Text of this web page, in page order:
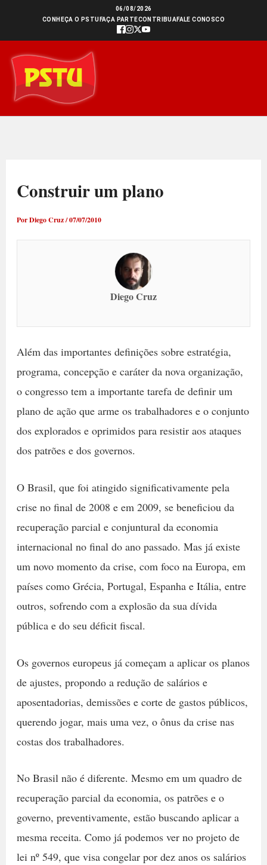
conteúdo
06/08/2026
CONHEÇA O PSTU FAÇA PARTECONTRIBUAFALE CONOSCO
Construir um plano
PorDiego Cruz/07/07/2010
Diego Cruz
Além das importantes definições sobre estratégia,
programa, concepção e caráter da nova organização,
o congresso tem a importante tarefa de definir um
plano de ação que arme os trabalhadores e o conjunto
dos explorados e oprimidos para resistir aos ataques
dos patrões e dos governos.
O Brasil, que foi atingido significativamente pela
crise no final de 2008 e em 2009, se beneficiou da
recuperação parcial e conjuntural da economia
internacional no final do ano passado. Mas já existe
um novo momento da crise, com foco na Europa, em
países como Grécia, Portugal, Espanha e Itália, entre
outros, sofrendo com a explosão da sua dívida
pública e do seu déficit fiscal.
Os governos europeus já começam a aplicar os planos
de ajustes, propondo a redução de salários e
aposentadorias, demissões e corte de gastos públicos,
querendo jogar, mais uma vez, o ônus da crise nas
costas dos trabalhadores.
No Brasil não é diferente. Mesmo em um quadro de
recuperação parcial da economia, os patrões e o
governo, preventivamente, estão buscando aplicar a
mesma receita. Como já podemos ver no projeto de
lei nº 549, que visa congelar por dez anos os salários